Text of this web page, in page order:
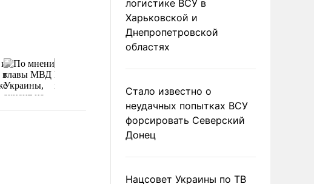
После посадки в аэропорту индийской столицы Нью-Дели
отрицательно сказался на стареньком Ил-76 ВВС Украины, и
может (фото: Кеша Пупкин/durdom.in.ua)
логистике ВСУ в
Харьковской и
Днепропетровской
областях
Стало известно о
неудачных попытках ВСУ
форсировать Северский
Донец
Нацсовет Украины по ТВ